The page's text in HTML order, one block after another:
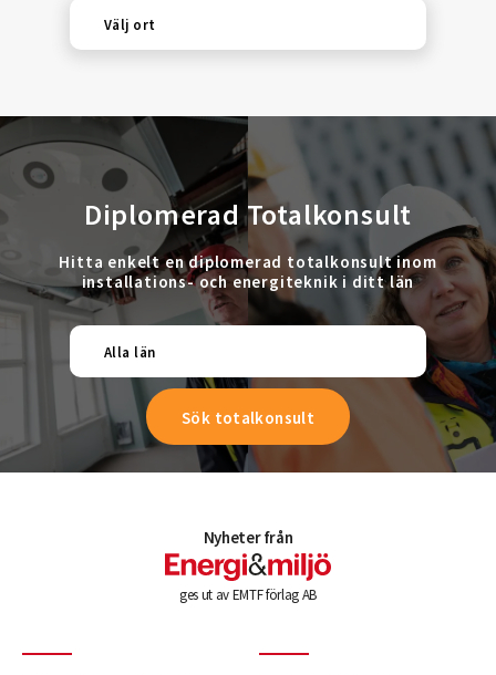
Välj ort
Diplomerad Totalkonsult
Hitta enkelt en diplomerad totalkonsult inom
installations- och energiteknik i ditt län
Alla län
Nyheter från
ges ut av EMTF förlag AB